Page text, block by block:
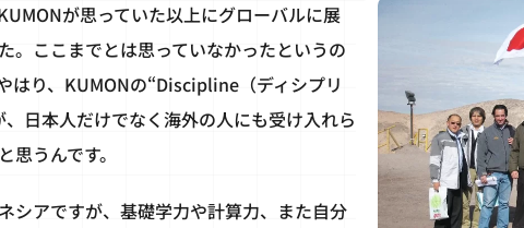
が思っていた以上にグローバルに展
。ここまでとは思っていなかったというの
はり、KUMONの“Discipline（ディシプリ
日本人だけでなく海外の人にも受け入れら
うんです。
シアですが、基礎学力や計算力、また自分